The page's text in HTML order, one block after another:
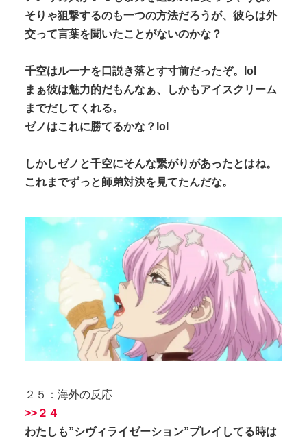
そりゃ狙撃するのも一つの方法だろうが、彼らは外
交って言葉を聞いたことがないのかな？
千空はルーナを口説き落とす寸前だったぞ。lol
まぁ彼は魅力的だもんなぁ、しかもアイスクリーム
までだしてくれる。
ゼノはこれに勝てるかな？lol
しかしゼノと千空にそんな繋がりがあったとはね。
これまでずっと師弟対決を見てたんだな。
２５：海外の反応
>>２４
わたしも”シヴィライゼーション”プレイしてる時は